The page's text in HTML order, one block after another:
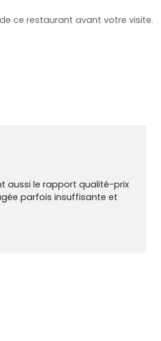
ce restaurant avant votre visite.
aussi le rapport qualité-prix
parfois insuffisante et